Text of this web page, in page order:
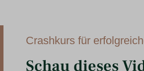
Crashkurs für
Schau dieses